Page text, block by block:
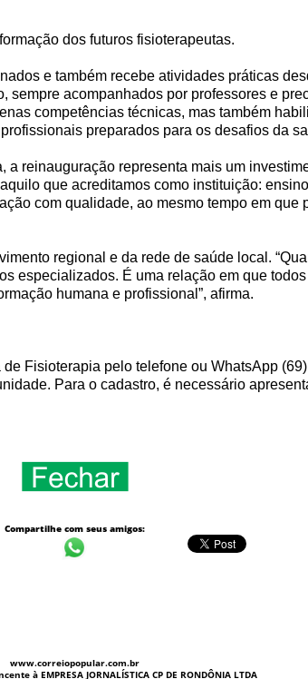
dos futuros fisioterapeutas.
e também recebe atividades práticas
acompanhados por professores e
competências técnicas, mas também
preparados para os desafios da
reinauguração representa mais um
que acreditamos como instituição:
com qualidade, ao mesmo tempo em
regional e da rede de saúde local.
especializados. É uma relação em que
humana e profissional”, afirma.
Fisioterapia pelo telefone ou WhatsApp
Para o cadastro, é necessário
Compartilhe com seus amigos:
www.correiopopular.com.br
à EMPRESA JORNALÍSTICA CP DE RONDÔNIA LTDA